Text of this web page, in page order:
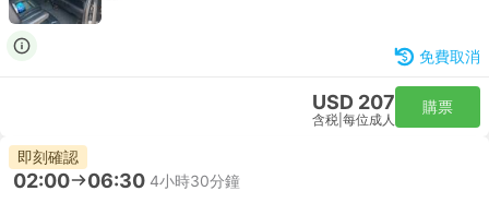
免費取消
USD 207
含税 每位成人
購票
即刻確認
02:00 06:30 4小時30分鐘